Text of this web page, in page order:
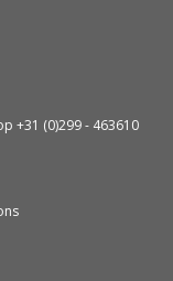
+31 (0)299 - 463610